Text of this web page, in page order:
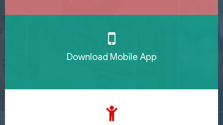
Download Mobile App